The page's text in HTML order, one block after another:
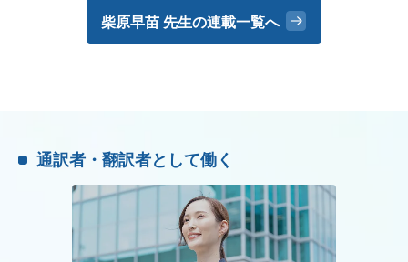
柴原早苗 先生の連載一覧へ
通訳者・翻訳者として働く